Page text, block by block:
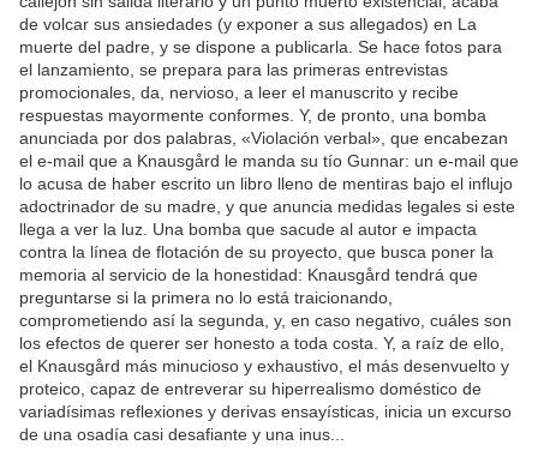
de volcar sus ansiedades (y exponer a sus allegados) en La
muerte del padre, y se dispone a publicarla. Se hace fotos para
el lanzamiento, se prepara para las primeras entrevistas
promocionales, da, nervioso, a leer el manuscrito y recibe
respuestas mayormente conformes. Y, de pronto, una bomba
anunciada por dos palabras, «Violación verbal», que encabezan
el e-mail que a Knausgård le manda su tío Gunnar: un e-mail que
lo acusa de haber escrito un libro lleno de mentiras bajo el influjo
adoctrinador de su madre, y que anuncia medidas legales si este
llega a ver la luz. Una bomba que sacude al autor e impacta
contra la línea de flotación de su proyecto, que busca poner la
memoria al servicio de la honestidad: Knausgård tendrá que
preguntarse si la primera no lo está traicionando,
comprometiendo así la segunda, y, en caso negativo, cuáles son
los efectos de querer ser honesto a toda costa. Y, a raíz de ello,
el Knausgård más minucioso y exhaustivo, el más desenvuelto y
proteico, capaz de entreverar su hiperrealismo doméstico de
variadísimas reflexiones y derivas ensayísticas, inicia un excurso
de una osadía casi desafiante y una inus...